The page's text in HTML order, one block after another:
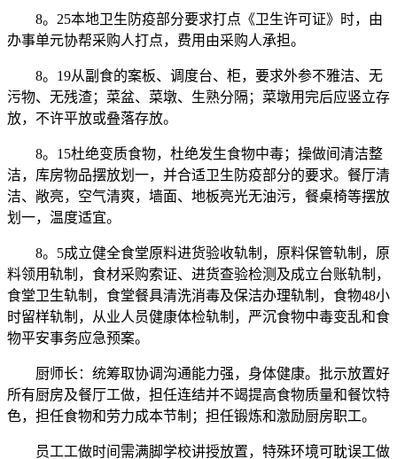
8。25本地卫生防疫部分要求打点《卫生许可证》时，由
办事单元协帮采购人打点，费用由采购人承担。
8。19从副食的案板、调度台、柜，要求外参不雅洁、无
污物、无残渣；菜盆、菜墩、生熟分隔；菜墩用完后应竖立存
放，不许平放或叠落存放。
8。15杜绝变质食物，杜绝发生食物中毒；操做间清洁整
洁，库房物品摆放划一，并合适卫生防疫部分的要求。餐厅清
洁、敞亮，空气清爽，墙面、地板亮光无油污，餐桌椅等摆放
划一，温度适宜。
8。5成立健全食堂原料进货验收轨制，原料保管轨制，原
料领用轨制，食材采购索证、进货查验检测及成立台账轨制，
食堂卫生轨制，食堂餐具清洗消毒及保洁办理轨制，食物48小
时留样轨制，从业人员健康体检轨制，严沉食物中毒变乱和食
物平安事务应急预案。
厨师长：统筹取协调沟通能力强，身体健康。批示放置好
所有厨房及餐厅工做，担任连结并不竭提高食物质量和餐饮特
色，担任食物和劳力成本节制；担任锻炼和激励厨房职工。
员工工做时间需满脚学校讲授放置，特殊环境可耽误工做